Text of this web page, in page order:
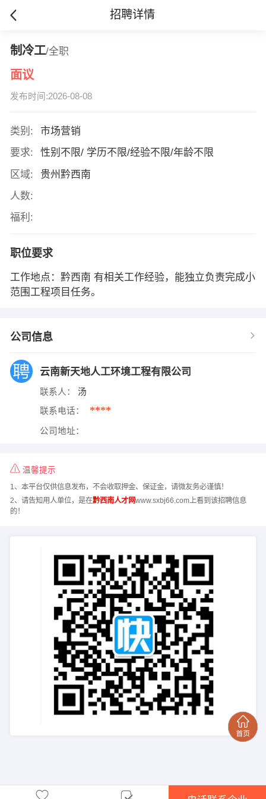
招聘详情
制冷工/全职
面议
发布时间:2026-08-08
类别:
市场营销
要求:
性别不限/ 学历不限/经验不限/年龄不限
区域:
贵州黔西南
人数:
福利:
职位要求
工作地点：黔西南 有相关工作经验，能独立负责完成小
范围工程项目任务。
公司信息
云南新天地人工环境工程有限公司
联系人： 汤
联系电话： ****
公司地址：
温馨提示
1、本平台仅供信息发布，不会收取押金、保证金，请微友务必谨慎！
2、请告知用人单位，是在黔西南人才网www.sxbj66.com上看到该招聘信息
的！